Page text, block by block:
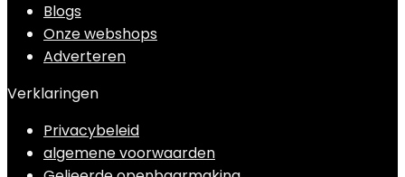
Blogs
Onze webshops
Adverteren
Verklaringen
Privacybeleid
algemene voorwaarden